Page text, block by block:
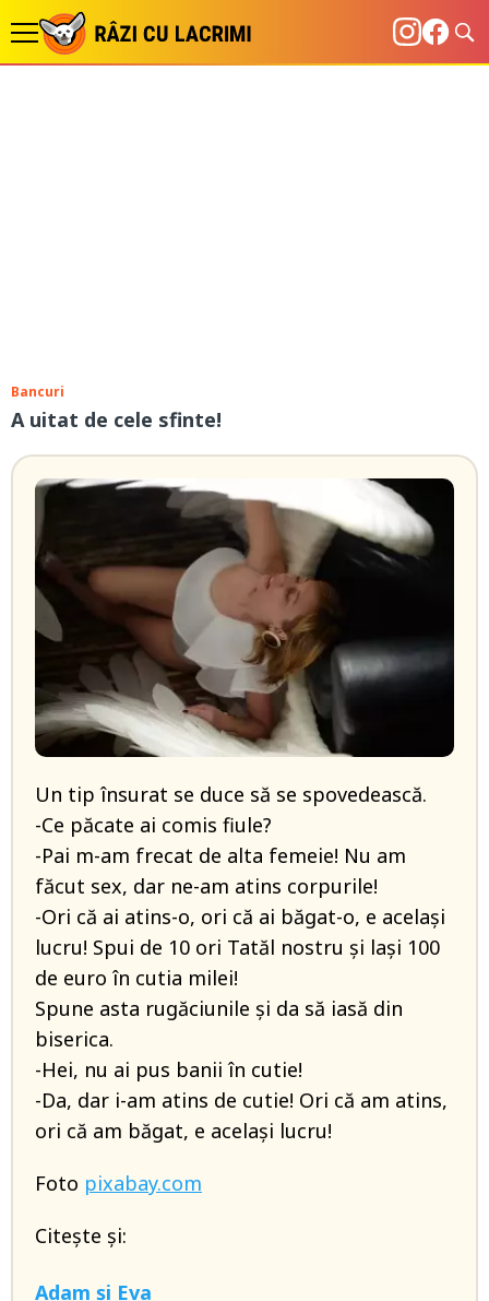
Bancuri
A uitat de cele sfinte!
Un tip însurat se duce să se spovedească.
-Ce păcate ai comis fiule?
-Pai m-am frecat de alta femeie! Nu am
făcut sex, dar ne-am atins corpurile!
-Ori că ai atins-o, ori că ai băgat-o, e același
lucru! Spui de 10 ori Tatăl nostru și lași 100
de euro în cutia milei!
Spune asta rugăciunile și da să iasă din
biserica.
-Hei, nu ai pus banii în cutie!
-Da, dar i-am atins de cutie! Ori că am atins,
ori că am băgat, e același lucru!
Foto pixabay.com
Citește și:
Adam și Eva